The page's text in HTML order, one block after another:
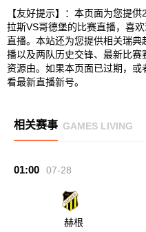
【友好提示】：本页面为您提
拉斯VS哥德堡的比赛直播，喜
直播。本站还为您提供相关瑞
播以及两队历史交锋、最新比
资源由。如果本页面已过期，
看最新直播新号。
相关赛事 GAMES LIVING
01:00 07-28
赫根